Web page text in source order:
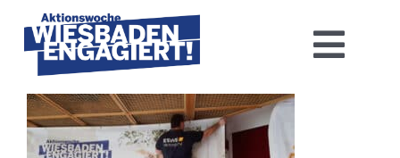
content
Home